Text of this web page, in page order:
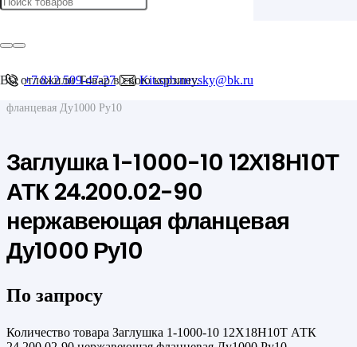
+7 812 509-47-27 Kit.spb.nevsky@bk.ru
Вы отложилиТоварв свою корзину.
Главная
/
фланцевая Ду1000 Ру10
Заглушка 1-1000-10 12Х18Н10Т
АТК 24.200.02-90
нержавеющая фланцевая
Ду1000 Ру10
По запросу
Количество товара Заглушка 1-1000-10 12Х18Н10Т АТК